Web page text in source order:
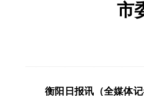
市
衡阳日报讯（全媒体记